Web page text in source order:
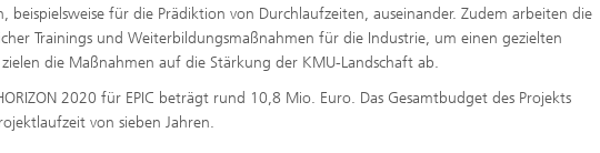
für die Prädiktion von Durchlaufzeiten, auseinander. Zudem arbeiten die
Trainings und Weiterbildungsmaßnahmen für die Industrie, um einen gezielten
die Maßnahmen auf die Stärkung der KMU-Landschaft ab.
2020 für EPIC beträgt rund 10,8 Mio. Euro. Das Gesamtbudget des Projekts
von sieben Jahren.